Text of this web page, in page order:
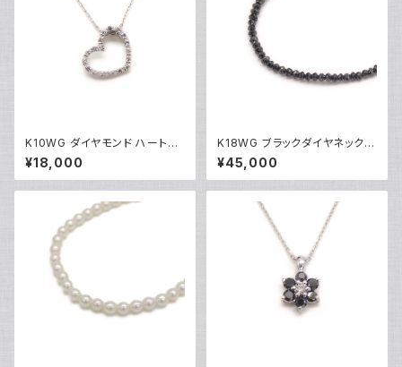
K10WG ダイヤモンド ハートペ
ンダント ネックレス 10金 ホワ
イトゴールド アズキチェーン Y0
4907
¥18,000
K18WG ブラックダイヤネックレ
ス 18金 ホワイトゴールド Y051
01
¥45,000